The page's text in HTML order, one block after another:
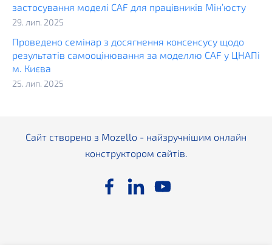
застосування моделі CAF для працівників Мін’юсту
29. лип. 2025
Проведено семінар з досягнення консенсусу щодо
результатів самооцінювання за моделлю CAF у ЦНАПі
м. Києва
25. лип. 2025
Сайт створено з Mozello - найзручнішим онлайн
конструктором сайтів.